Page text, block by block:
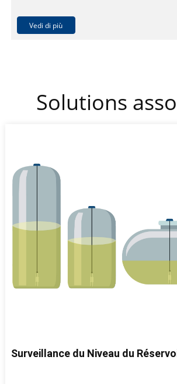
Vedi di più
Solutions
Surveillance du Niveau du